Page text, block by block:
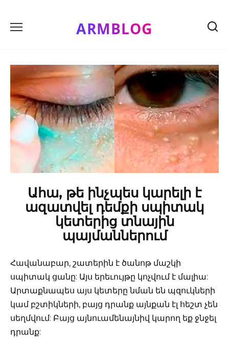
content
ARMBLOG
Ահա, թե ինչպես կարելի է
ազատվել դեմքի սպիտակ
կետերից տնային
պայմաններում
Հավանաբար, շատերին է ծանոթ մաշկի
սպիտակ ցանը: Այս երեւույթը կոչվում է մալիա:
Արտաքնապես այս կետերը նման են պզուկների
կամ բշտիկների, բայց դրանք այնքան էլ հեշտ չեն
սեղմվում: Բայց այնուամենայնիվ կարող եք ջնջել
դրանք: